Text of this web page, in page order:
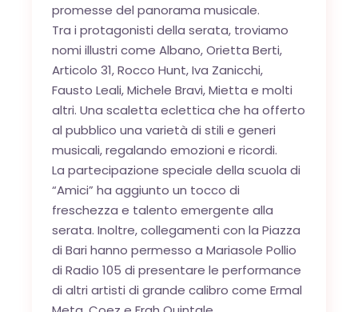
promesse del panorama musicale.
Tra i protagonisti della serata, troviamo
nomi illustri come Albano, Orietta Berti,
Articolo 31, Rocco Hunt, Iva Zanicchi,
Fausto Leali, Michele Bravi, Mietta e molti
altri. Una scaletta eclettica che ha offerto
al pubblico una varietà di stili e generi
musicali, regalando emozioni e ricordi.
La partecipazione speciale della scuola di
“Amici” ha aggiunto un tocco di
freschezza e talento emergente alla
serata. Inoltre, collegamenti con la Piazza
di Bari hanno permesso a Mariasole Pollio
di Radio 105 di presentare le performance
di altri artisti di grande calibro come Ermal